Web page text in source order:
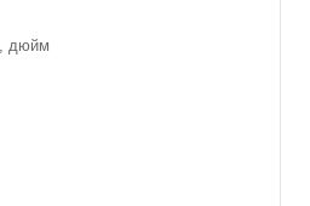
дюйм